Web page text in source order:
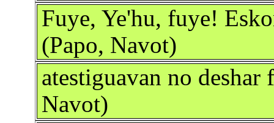
Fuye, Ye'hu, fuye!
(Papo, Navot)
atestiguavan no
Navot)